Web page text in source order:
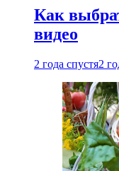
Как
видео
2 года спустя2